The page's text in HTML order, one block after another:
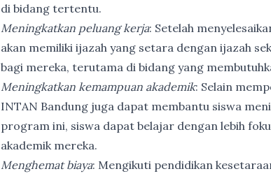
di bidang tertentu.
Meningkatkan peluang kerja: Setelah
akan memiliki ijazah yang setara dengan ijazah
bagi mereka, terutama di bidang yang
Meningkatkan kemampuan akademik: Selain
INTAN Bandung juga dapat membantu siswa
program ini, siswa dapat belajar dengan lebih
akademik mereka.
Menghemat biaya: Mengikuti pendidikan